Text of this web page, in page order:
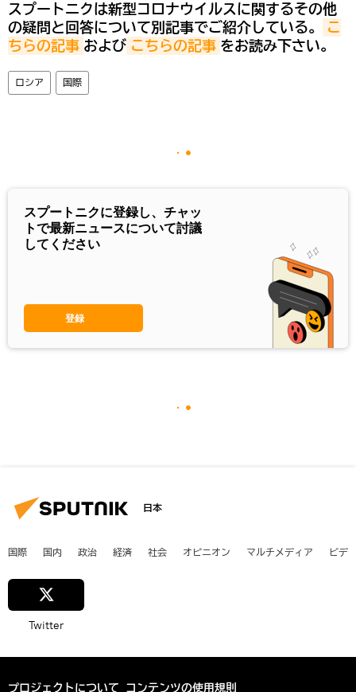
スプートニクは新型コロナウイルスに関するその他
の疑問と回答について別記事でご紹介している。
こ
ちらの記事 および こちらの記事 をお読み下さい。
ロシア 国際
スプートニクに登録し、チャッ
トで最新ニュースについて討議
してください
登録
日本
国際 国内 政治 経済 社会 オピニオン マルチメディア ビデ
Twitter
プロジェクトについて コンテンツの使用規則